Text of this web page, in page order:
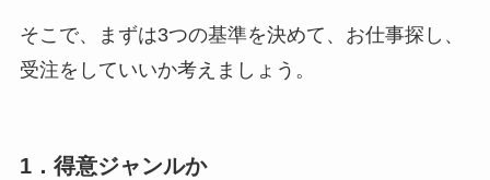
そこで、まずは3つの基準を決めて、お仕事探し、
受注をしていいか考えましょう。
1．得意ジャンルか